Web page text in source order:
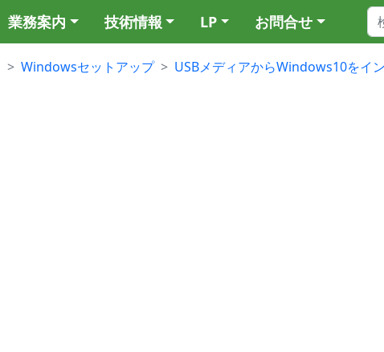
業務案内 技術情報 LP お問合せ
Windowsセットアップ
USBメディアからWindows10をイ